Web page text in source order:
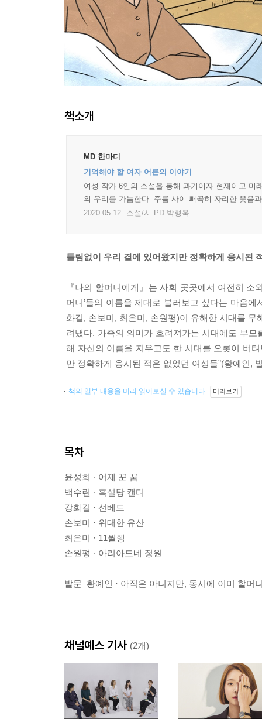
책소개
MD 한마디
기억해야 할 여자 어른의 이야기
여성 작가 6인의 소설을 통해 과거이자 현재이고 미
의 우리를 가늠한다. 주름 사이 빼곡히 자리한 웃음
2020.05.12. 소설/시 PD 박형욱
틀림없이 우리 곁에 있어왔지만 정확하게 응시된
『나의 할머니에게』는 사회 곳곳에서 여전히
머니’들의 이름을 제대로 불러보고 싶다는 마음
화길, 손보미, 최은미, 손원평)이 유해한 시대를
려냈다. 가족의 의미가 흐려져가는 시대에도 부
해 자신의 이름을 지우고도 한 시대를 오롯이 버
만 정확하게 응시된 적은 없었던 여성들”(황예인,
책의 일부 내용을 미리 읽어보실 수 있습니다. 미리보기
목차
윤성희 · 어제 꾼 꿈
백수린 · 흑설탕 캔디
강화길 · 선베드
손보미 · 위대한 유산
최은미 · 11월행
손원평 · 아리아드네 정원
발문_황예인 · 아직은 아니지만, 동시에 이미 할머
채널예스 기사 (2개)